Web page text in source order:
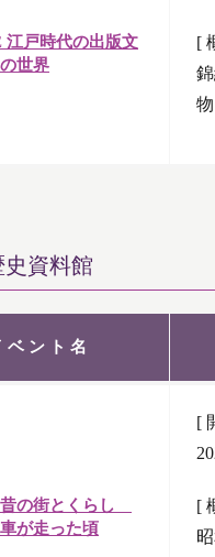
戸時代の出版文
世界
[
資料館
ベント名
の街とくらし
が走った頃
[
[